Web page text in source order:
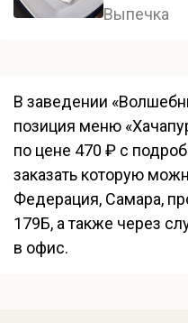
Выпечка
В заведении
позиция меню
по цене 470 ₽ с
заказать которую
Федерация, Самара,
179Б, а также через
в офис.